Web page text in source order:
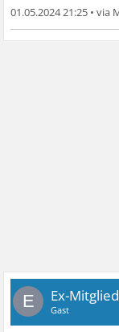
01.05.2024 21:25 •
E Ex-Mitglied
Gast